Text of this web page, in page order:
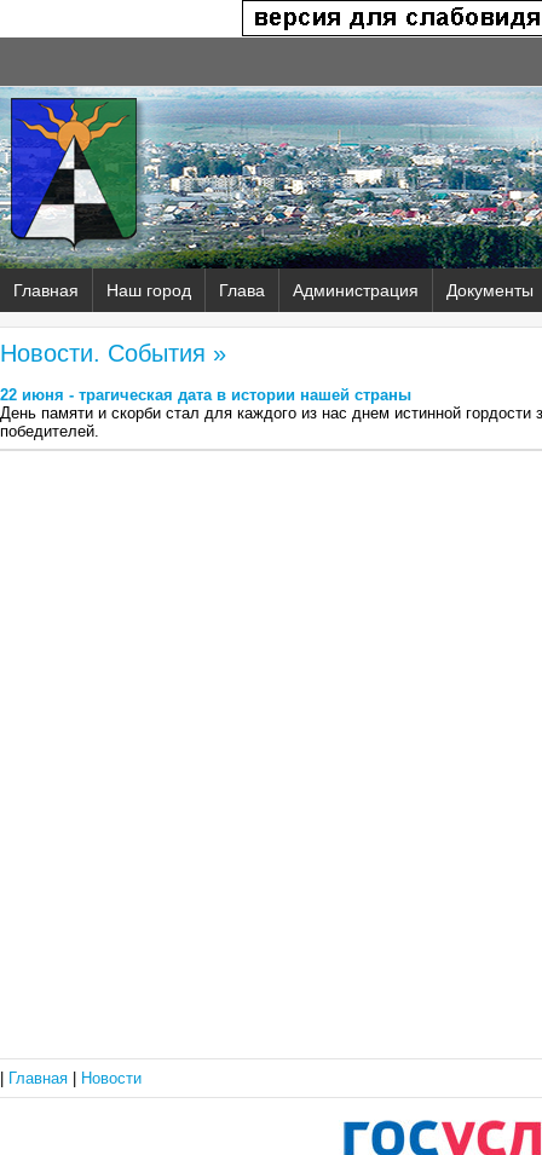
Главная Наш город Глава Администрация Документы
Новости. События »
22 июня - трагическая дата в истории нашей страны
День памяти и скорби стал для каждого из нас днем истинной
победителей.
Главная Новости